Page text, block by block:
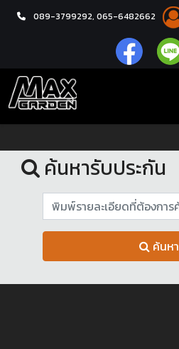
089-3799292, 065-6482662
หน้าแรก รับประกัน
ค้นหารับประกัน
ค้นหา